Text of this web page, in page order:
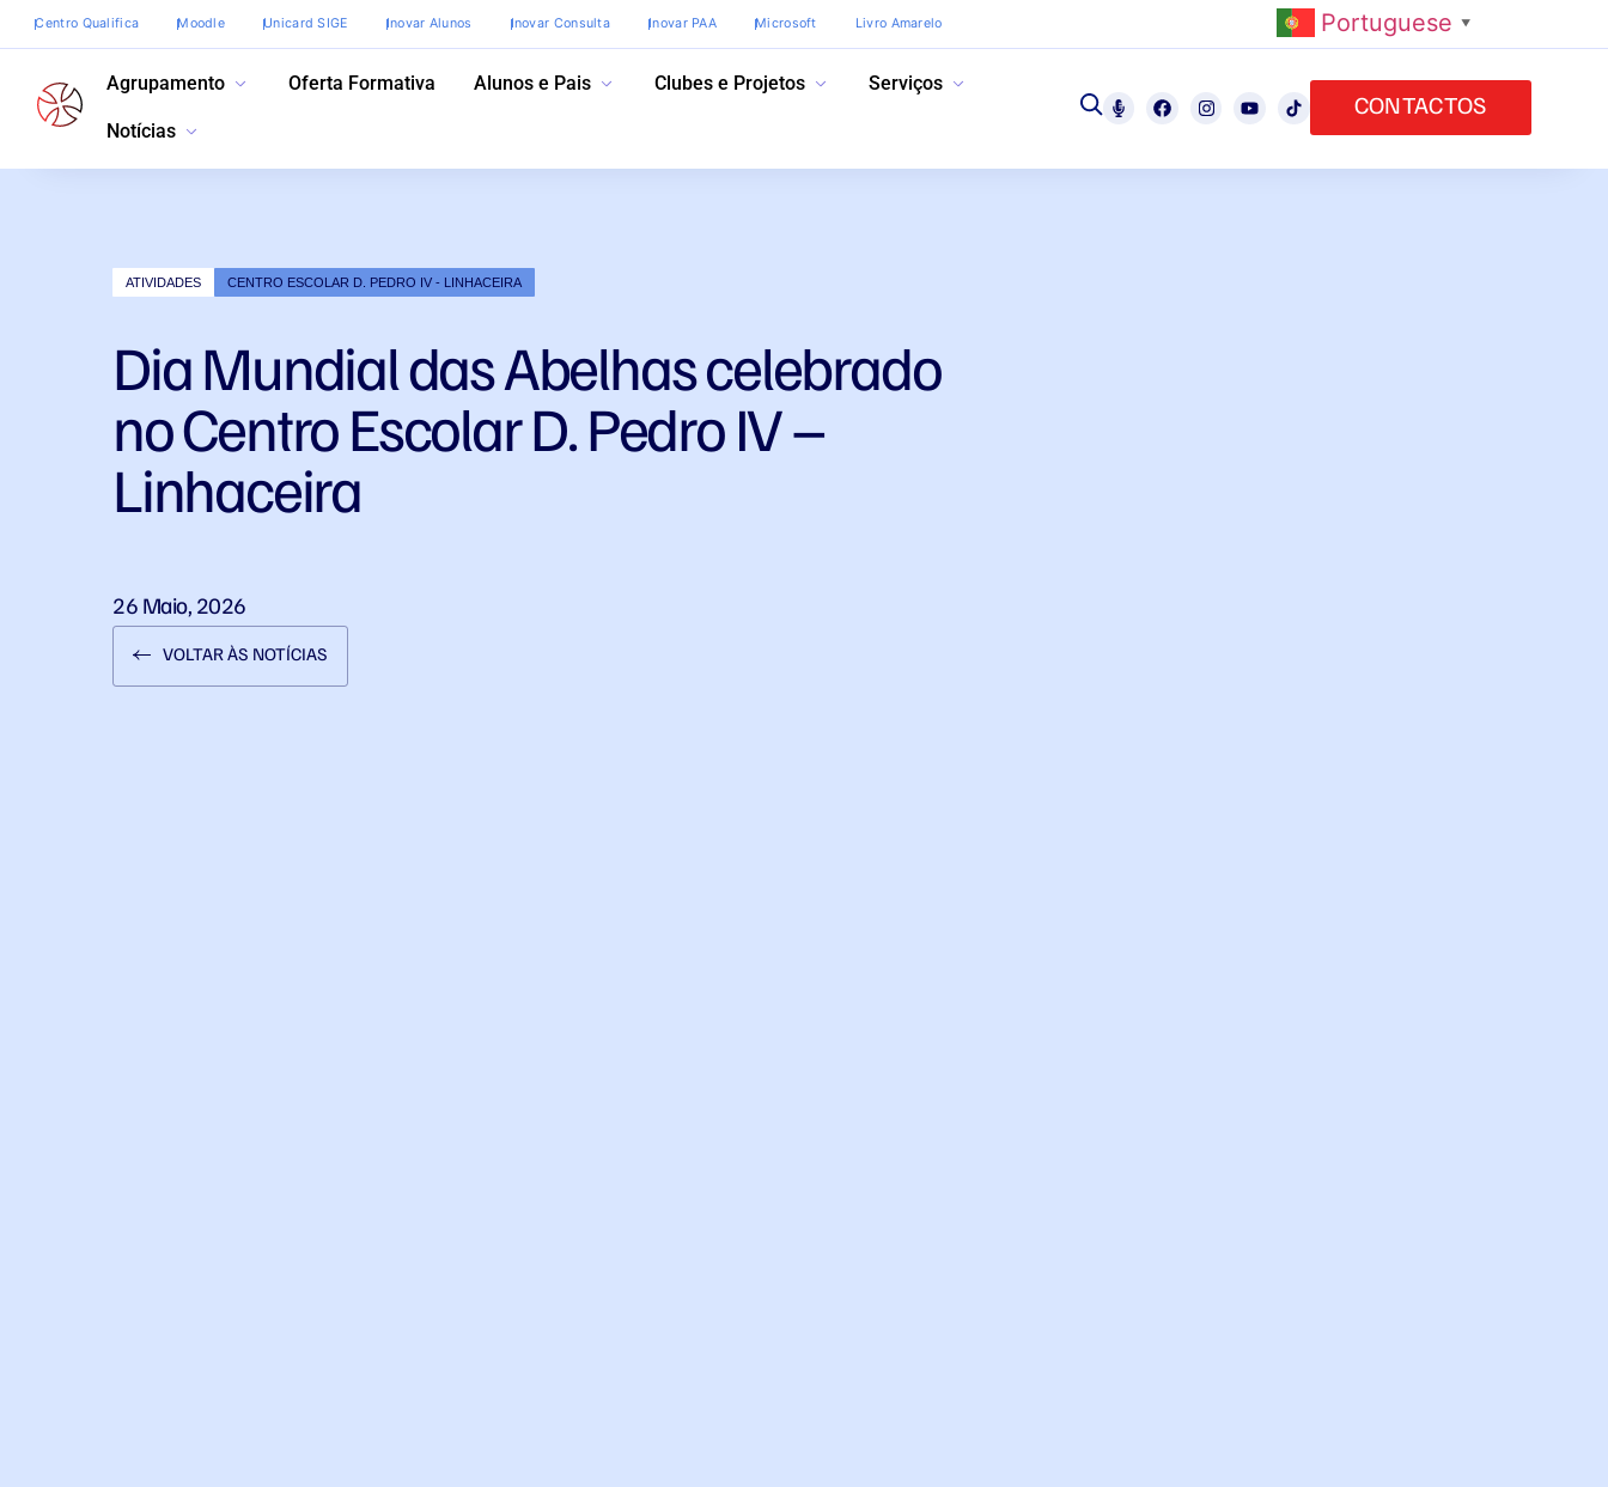
Centro Qualifica Moodle Unicard SIGE Inovar Alunos Inovar Consulta Inovar PAA Microsoft Livro Amarelo Portuguese ▼
Agrupamento Oferta Formativa Alunos e Pais Clubes e Projetos Serviços
Notícias
CONTACTOS
ATIVIDADES CENTRO ESCOLAR D. PEDRO IV - LINHACEIRA
Dia Mundial das Abelhas celebrado
no Centro Escolar D. Pedro IV –
Linhaceira
26 Maio, 2026
VOLTAR ÀS NOTÍCIAS